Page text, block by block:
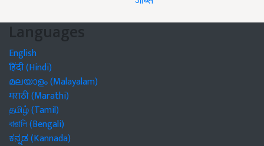
Languages
English
हिंदी (Hindi)
മലയാളം (Malayalam)
मराठी (Marathi)
தமிழ் (Tamil)
বাঙালি (Bengali)
ಕನ್ನಡ (Kannada)